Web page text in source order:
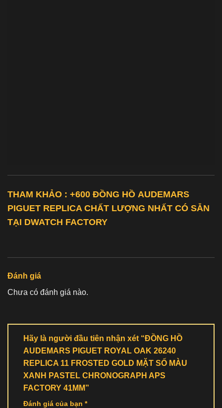
THAM KHẢO : +600 ĐỒNG HỒ AUDEMARS
PIGUET REPLICACHẤT LƯỢNG NHẤT CÓ SẴN
TẠI DWATCH FACTORY
Đánh giá
Chưa có đánh giá nào.
Hãy là người đầu tiên nhận xét “ĐỒNG HỒ
AUDEMARS PIGUET ROYAL OAK 26240
REPLICA 11 FROSTED GOLD MẶT SỐ MÀU
XANH PASTEL CHRONOGRAPH APS
FACTORY 41MM”
Đánh giá của bạn *